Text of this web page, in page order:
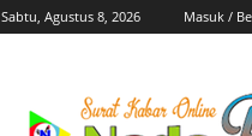
Sabtu, Agustus 8, 2026 Masuk /